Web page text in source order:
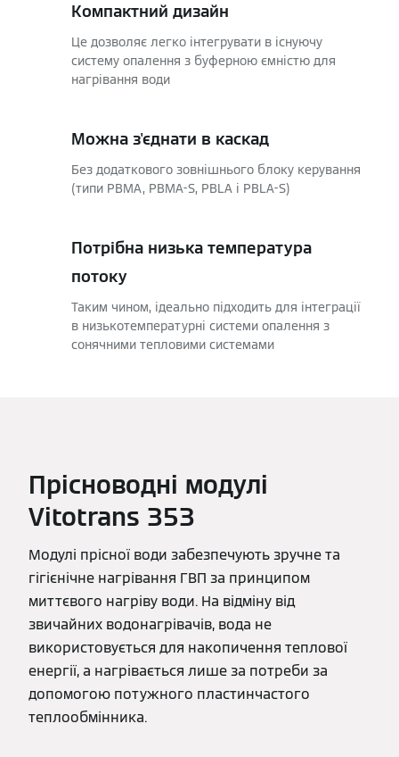
Компактний дизайн
Це дозволяє легко інтегрувати в існуючу
систему опалення з буферною ємністю для
нагрівання води
Можна з'єднати в каскад
Без додаткового зовнішнього блоку керування
(типи PBMA, PBMA-S, PBLA і PBLA-S)
Потрібна низька температура
потоку
Таким чином, ідеально підходить для інтеграції
в низькотемпературні системи опалення з
сонячними тепловими системами
Прісноводні модулі
Vitotrans 353
Модулі прісної води забезпечують зручне та
гігієнічне нагрівання ГВП за принципом
миттєвого нагріву води. На відміну від
звичайних водонагрівачів, вода не
використовується для накопичення теплової
енергії, а нагрівається лише за потреби за
допомогою потужного пластинчастого
теплообмінника.